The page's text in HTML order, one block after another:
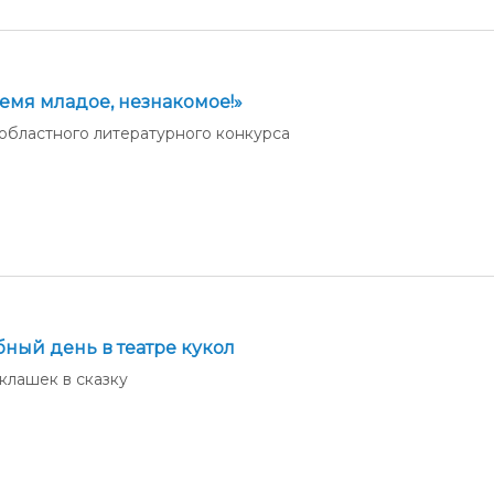
младое, незнакомое!»
литературного конкурса
день в театре кукол
в сказку